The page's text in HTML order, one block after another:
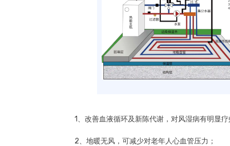
1、改善血液循环及新陈代谢，对风湿病有明显
2、地暖无风，可减少对老年人心血管压力；